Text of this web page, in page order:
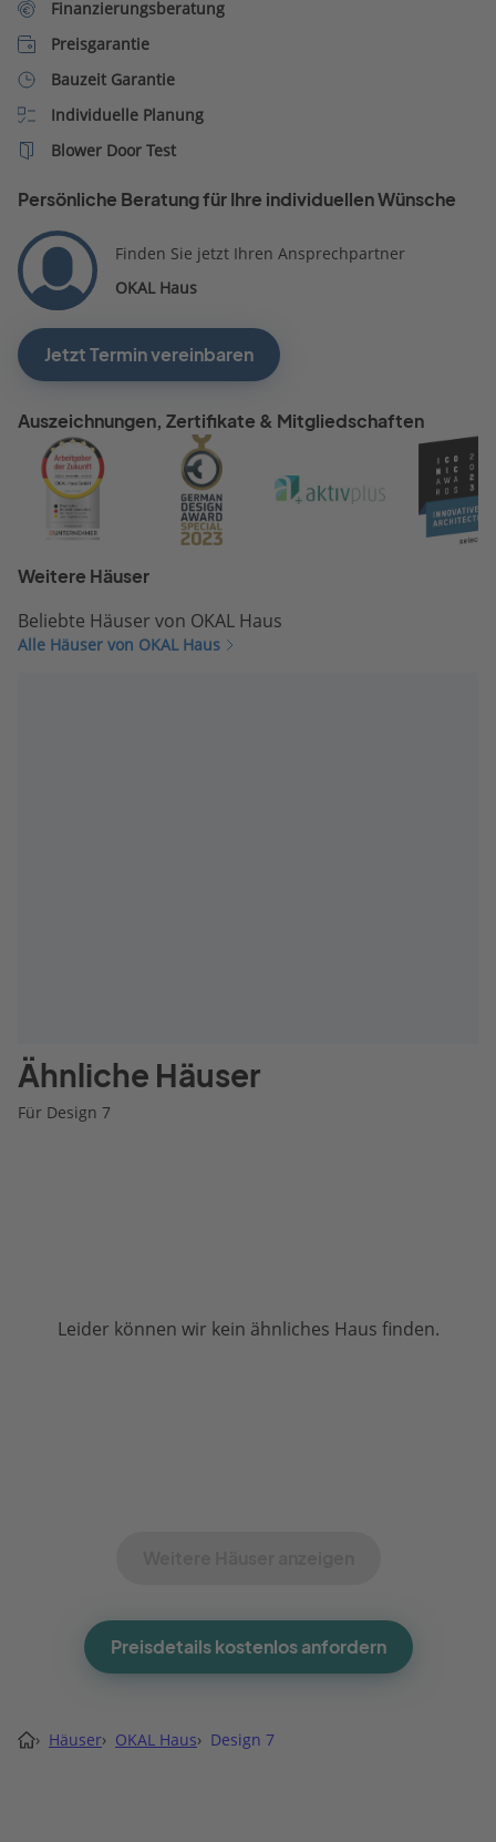
Finanzierungsberatung
Preisgarantie
Bauzeit Garantie
Individuelle Planung
Blower Door Test
Persönliche Beratung für Ihre individuellen Wünsche
Finden Sie jetzt Ihren Ansprechpartner
OKAL Haus
Jetzt Termin vereinbaren
Auszeichnungen, Zertifikate & Mitgliedschaften
Weitere Häuser
Beliebte Häuser von OKAL Haus
Alle Häuser von OKAL Haus
Ähnliche Häuser
Für Design 7
Leider können wir kein ähnliches Haus finden.
Preisdetails kostenlos anfordern
› Häuser› OKAL Haus› Design 7